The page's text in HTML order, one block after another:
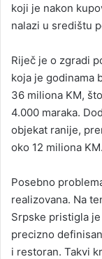
koji je nakon
nalazi u središtu
Riječ je o zgradi
koja je godinama
36 miliona KM,
4.000 maraka.
objekat ranije,
oko 12 miliona KM.
Posebno
realizovana. Na
Srpske pristigla
precizno
i restoran. Takvi